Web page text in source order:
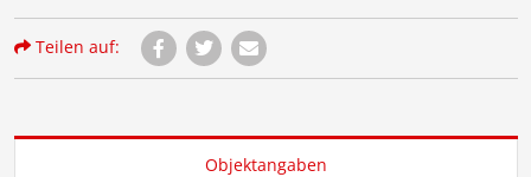
Teilen auf:
Objektangaben